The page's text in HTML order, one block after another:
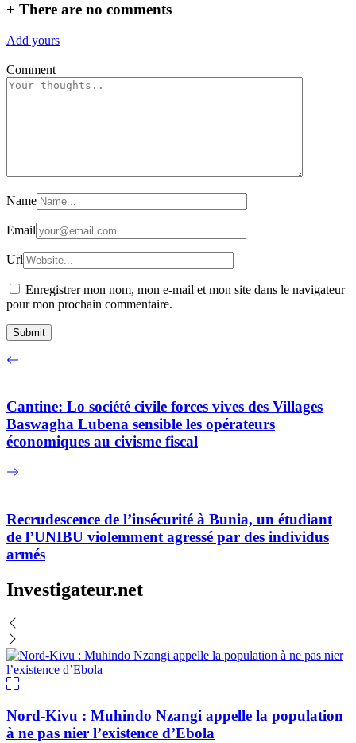
+ There are no comments
Add yours
Comment
Name
Email
Url
Enregistrer mon nom, mon e-mail et mon site dans le navigateur
pour mon prochain commentaire.
Cantine: Lo société civile forces vives des Villages
Baswagha Lubena sensible les opérateurs
économiques au civisme fiscal
Recrudescence de l’insécurité à Bunia, un étudiant
de l’UNIBU violemment agressé par des individus
armés
Investigateur.net
Nord-Kivu : Muhindo Nzangi appelle la population
à ne pas nier l’existence d’Ebola